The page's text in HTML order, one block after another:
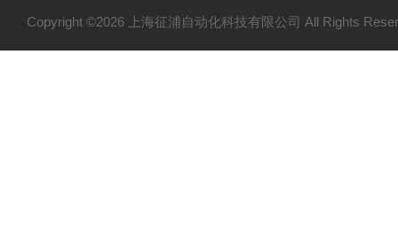
Copyright ©2026 上海征浦自动化科技有限公司 All Rights